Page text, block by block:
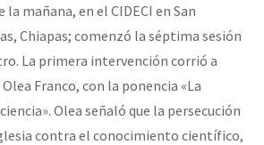
la mañana, en el CIDECI en San
Chiapas; comenzó la séptima sesión
La primera intervención corrió a
Franco, con la ponencia «La
Olea señaló que la persecución
contra el conocimiento científico,